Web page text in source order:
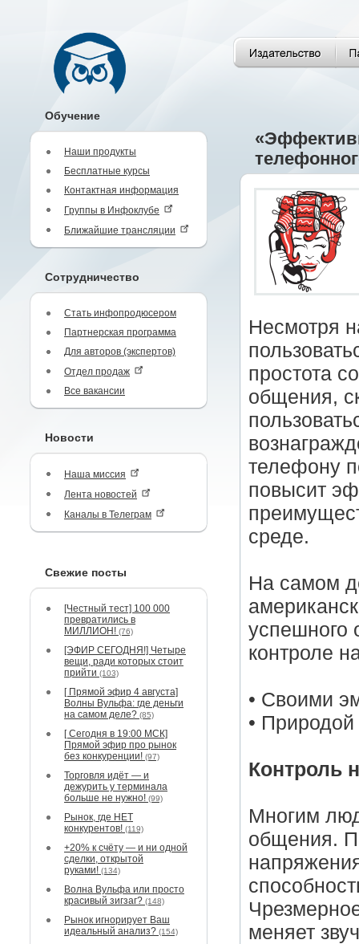
Обучение
Наши продукты
Бесплатные курсы
Контактная информация
Группы в Инфоклубе
Ближайшие трансляции
Сотрудничество
Стать инфопродюсером
Партнерская программа
Для авторов (экспертов)
Отдел продаж
Все вакансии
Новости
Наша миссия
Лента новостей
Каналы в Телеграм
Свежие посты
[Честный тест] 100 000
превратились в
МИЛЛИОН! (76)
[ЭФИР СЕГОДНЯ!] Четыре
вещи, ради которых стоит
прийти (103)
[ Прямой эфир 4 августа]
Волны Вульфа: где деньги
на самом деле? (85)
[ Сегодня в 19:00 МСК]
Прямой эфир про рынок
без конкуренции! (97)
Торговля идёт — и
дежурить у терминала
больше не нужно! (99)
Рынок, где НЕТ
конкурентов! (119)
+20% к счёту — и ни одной
сделки, открытой
руками! (134)
Волна Вульфа или просто
красивый зигзаг? (148)
Рынок игнорирует Ваш
идеальный анализ? (154)
Несмотря
простота
общения,
телефону
повысит
среде.
На самом
успешного
контроле
• Своими
• Природой
Контроль
Многим
общения.
меняет